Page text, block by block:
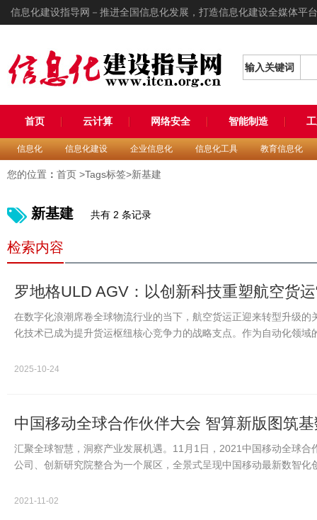
信息化建设指导网－推进全国信息化发展，打造信息化建设全媒体平台
输入关键词
首页 云计算 网络安全 智能制造
信息化 信息化建设 企业信息化 信息化工具 教育信息化
您的位置 ： 首页 >Tags标签>新基建
新基建 共有 2 条记录
检索内容
罗地格ULD AGV：以创新科技重塑航空货运
在数字化浪潮席卷全球物流行业的当下，航空货运正迎来转型升级
化技术已成为提升货运枢纽核心竞争力的战略支点。作为自动化领
2025-10-24
中国移动全球合作伙伴大会 智算新版图筑
汇聚全球智慧，洞察产业发展机遇。11月1日，2021中国移动全球
公司、创新研究院整合为一个展区，全景式呈现中国移动最新数智
2021-11-02